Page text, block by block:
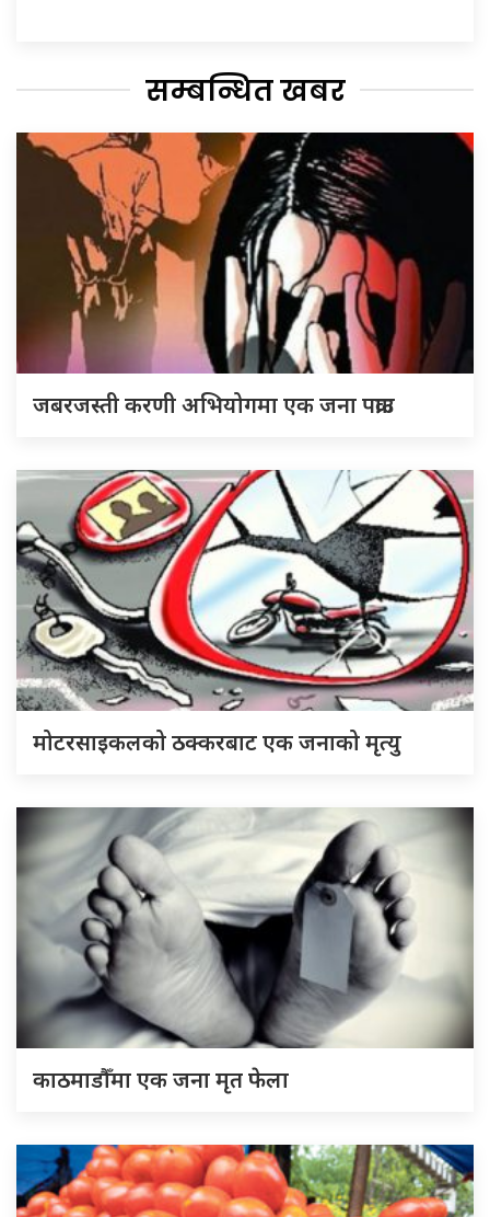
सम्बन्धित खबर
जबरजस्ती करणी अभियोगमा एक जना पक्राउ
मोटरसाइकलको ठक्करबाट एक जनाको मृत्यु
काठमाडौँमा एक जना मृत फेला